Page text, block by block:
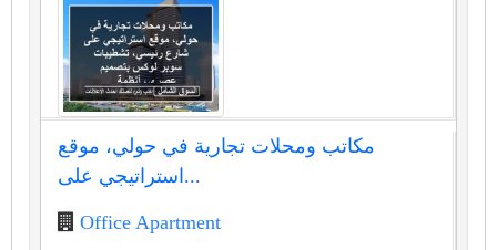
مكاتب ومحلات تجارية في حولي، موقع
استراتيجي على...
Office Apartment